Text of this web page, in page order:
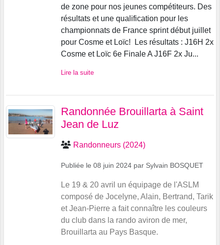
de zone pour nos jeunes compétiteurs. Des
résultats et une qualification pour les
championnats de France sprint début juillet
pour Cosme et Loïc! Les résultats : J16H 2x
Cosme et Loïc 6e Finale A J16F 2x Ju...
Lire la suite
Randonnée Brouillarta à Saint
Jean de Luz
Randonneurs (2024)
Publiée le 08 juin 2024 par Sylvain BOSQUET
Le 19 & 20 avril un équipage de l'ASLM
composé de Jocelyne, Alain, Bertrand, Tarik
et Jean-Pierre a fait connaître les couleurs
du club dans la rando aviron de mer,
Brouillarta au Pays Basque.